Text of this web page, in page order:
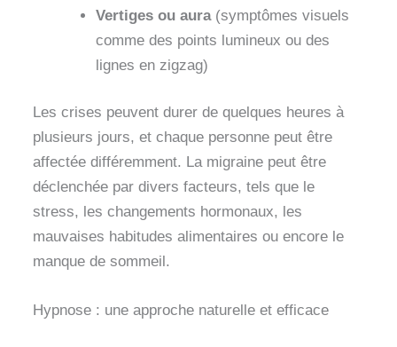
Vertiges ou aura(symptômes visuels
comme des points lumineux ou des
lignes en zigzag)
Les crises peuvent durer de quelques heures à
plusieurs jours, et chaque personne peut être
affectée différemment. La migraine peut être
déclenchée par divers facteurs, tels que le
stress, les changements hormonaux, les
mauvaises habitudes alimentaires ou encore le
manque de sommeil.
Hypnose : une approche naturelle et efficace